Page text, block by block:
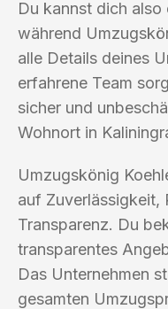
Du kannst dich
während
alle Details deines
erfahrene Team
sicher und
Wohnort in
Umzugskönig
auf Zuverlässigkeit,
Transparenz. Du
transparentes
Das Unternehmen
gesamten